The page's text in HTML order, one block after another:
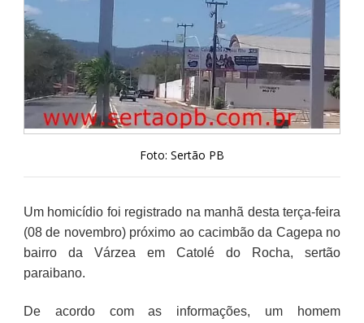
Foto: Sertão PB
Um homicídio foi registrado na manhã desta terça-feira
(08 de novembro) próximo ao cacimbão da Cagepa no
bairro da Várzea em Catolé do Rocha, sertão
paraibano.
De acordo com as informações, um homem